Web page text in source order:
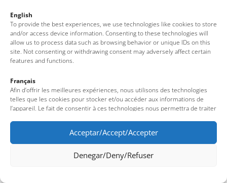
English
To provide the best experiences, we use technologies like cookies to store
and/or access device information. Consenting to these technologies will
allow us to process data such as browsing behavior or unique IDs on this
site. Not consenting or withdrawing consent may adversely affect certain
features and functions.
Français
Afin d’offrir les meilleures expériences, nous utilisons des technologies
telles que les cookies pour stocker et/ou accéder aux informations de
l’appareil. Le fait de consentir à ces technologies nous permettra de traiter
uniques sur ce site. Le fait de ne pas consentir ou de retirer son
consentement peut avoir un effet négatif sur certaines fonctionnalités et
caractéristiques du site.
Acceptar/Accept/Accepter
Denegar/Deny/Refuser